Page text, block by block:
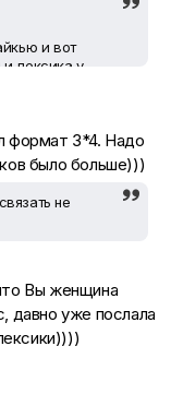
и вот
и лексика у
имеет
х языках и все
у тебя все
языках
языке двух
формат 3*4. Надо
было больше)))
не
Вы женщина
давно уже послала